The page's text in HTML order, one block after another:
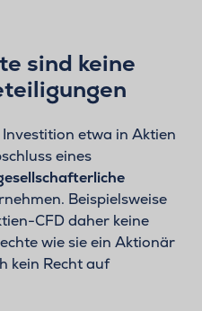
sind keine
etwa in Aktien
eines
Beispielsweise
CFD daher keine
wie sie ein Aktionär
kein Recht auf